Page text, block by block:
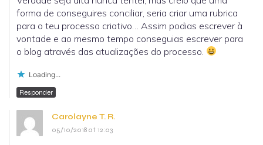
forma de conseguires conciliar, seria criar uma rubrica
para o teu processo criativo… Assim podias escrever à
vontade e ao mesmo tempo conseguias escrever para
o blog através das atualizações do processo.
Loading...
Responder
Carolayne T. R.
05/10/2018 at 12:03